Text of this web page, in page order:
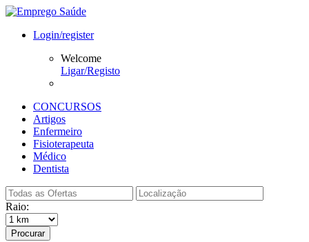
Login/register
Welcome
Ligar/Registo
CONCURSOS
Artigos
Enfermeiro
Fisioterapeuta
Médico
Dentista
Raio:
Procurar